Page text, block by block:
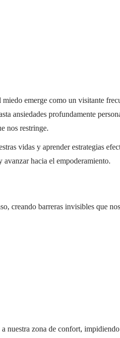
emerge como un visitante
ansiedades profundamente
nos restringe.
vidas y aprender estrategias
hacia el empoderamiento.
creando barreras invisibles que
nuestra zona de confort,